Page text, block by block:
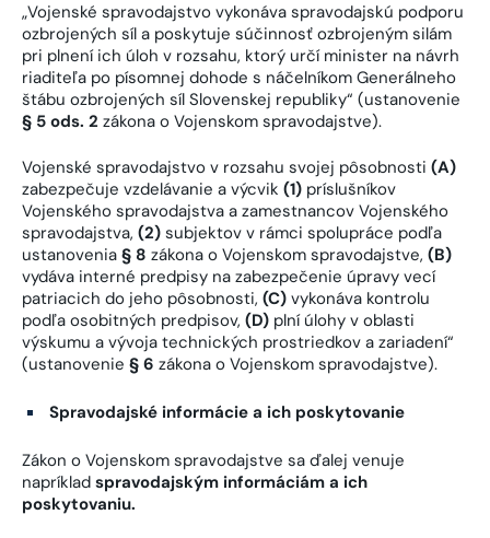
„Vojenské spravodajstvo vykonáva spravodajskú podporu
ozbrojených síl a poskytuje súčinnosť ozbrojeným silám
pri plnení ich úloh v rozsahu, ktorý určí minister na návrh
riaditeľa po písomnej dohode s náčelníkom Generálneho
štábu ozbrojených síl Slovenskej republiky“ (ustanovenie
§ 5 ods. 2 zákona o Vojenskom spravodajstve).
Vojenské spravodajstvo v rozsahu svojej pôsobnosti (A)
zabezpečuje vzdelávanie a výcvik (1) príslušníkov
Vojenského spravodajstva a zamestnancov Vojenského
spravodajstva, (2) subjektov v rámci spolupráce podľa
ustanovenia § 8 zákona o Vojenskom spravodajstve, (B)
vydáva interné predpisy na zabezpečenie úpravy vecí
patriacich do jeho pôsobnosti, (C) vykonáva kontrolu
podľa osobitných predpisov, (D) plní úlohy v oblasti
výskumu a vývoja technických prostriedkov a zariadení“
(ustanovenie § 6 zákona o Vojenskom spravodajstve).
Spravodajské informácie a ich poskytovanie
Zákon o Vojenskom spravodajstve sa ďalej venuje
napríklad spravodajským informáciám a ich
poskytovaniu.